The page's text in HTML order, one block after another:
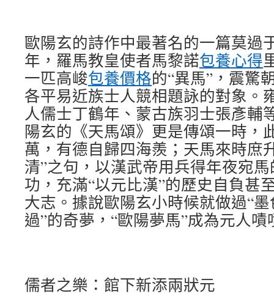
歐陽玄的詩作中最著名的一篇莫過
年，羅馬教皇使者馬黎諾包養心得
一匹高峻包養價格的“異馬”，震驚
各平易近族士人競相題詠的對象。
人儒士丁鶴年、蒙古族羽士張彥輔
陽玄的《天馬頌》更是傳頌一時，
萬，有德自歸四海羨；天馬來時庶
清”之句，以漢武帝用兵得年夜宛
功，充滿“以元比漢”的歷史自負甚
大志。據說歐陽玄小時候就做過“
過”的奇夢，“歐陽夢馬”成為元人
儒者之樂：館下新添兩狀元